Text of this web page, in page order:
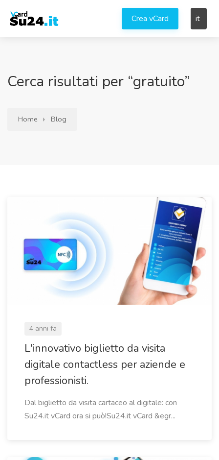
Crea vCard it
Cerca risultati per “gratuito”
Home Blog
4 anni fa
L'innovativo biglietto da visita
digitale contactless per aziende e
professionisti.
Dal biglietto da visita cartaceo al digitale: con
Su24.it vCard ora si può!Su24.it vCard &egr...